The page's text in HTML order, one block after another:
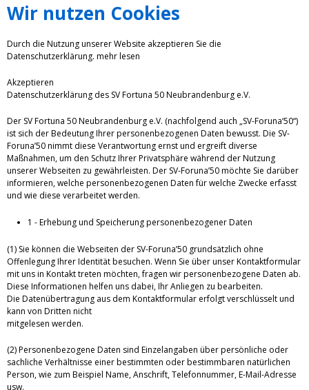
Wir nutzen Cookies
Durch die Nutzung unserer Website akzeptieren Sie die
Datenschutzerklärung. mehr lesen
Akzeptieren
Datenschutzerklärung des SV Fortuna 50 Neubrandenburg e.V.
Der SV Fortuna 50 Neubrandenburg e.V. (nachfolgend auch „SV-Foruna‘50“)
ist sich der Bedeutung Ihrer personenbezogenen Daten bewusst. Die SV-
Foruna’50 nimmt diese Verantwortung ernst und ergreift diverse
Maßnahmen, um den Schutz Ihrer Privatsphäre während der Nutzung
unserer Webseiten zu gewährleisten. Der SV-Foruna’50 möchte Sie darüber
informieren, welche personenbezogenen Daten für welche Zwecke erfasst
und wie diese verarbeitet werden.
1 - Erhebung und Speicherung personenbezogener Daten
(1) Sie können die Webseiten der SV-Foruna’50 grundsätzlich ohne
Offenlegung Ihrer Identität besuchen. Wenn Sie über unser Kontaktformular
mit uns in Kontakt treten möchten, fragen wir personenbezogene Daten ab.
Diese Informationen helfen uns dabei, Ihr Anliegen zu bearbeiten.
Die Datenübertragung aus dem Kontaktformular erfolgt verschlüsselt und
kann von Dritten nicht
mitgelesen werden.
(2) Personenbezogene Daten sind Einzelangaben über persönliche oder
sachliche Verhältnisse einer bestimmten oder bestimmbaren natürlichen
Person, wie zum Beispiel Name, Anschrift, Telefonnummer, E-Mail-Adresse
usw.